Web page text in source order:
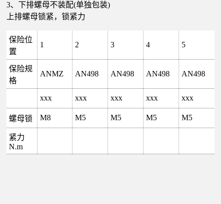
3、下排螺母不装配(单独包装)
上排螺母锁紧，锁紧力
保险位
置
1 2 3 4 5
保险规
格
ANMZ AN498 AN498 AN498 AN498
xxx xxx xxx xxx xxx
螺母锁 M8 M5 M5 M5 M5
紧力
N.m